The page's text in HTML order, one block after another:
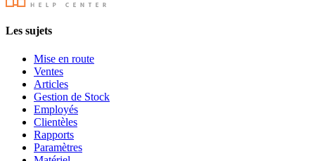
Les sujets
Mise en route
Ventes
Articles
Gestion de Stock
Employés
Clientèles
Rapports
Paramètres